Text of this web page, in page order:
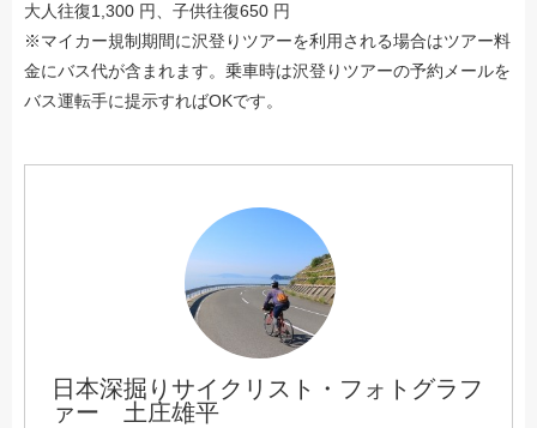
大人往復1,300 円、子供往復650 円
※マイカー規制期間に沢登りツアーを利用される場合はツアー料
金にバス代が含まれます。乗車時は沢登りツアーの予約メールを
バス運転手に提示すればOKです。
日本深掘りサイクリスト・フォトグラフ
ァー 土庄雄平